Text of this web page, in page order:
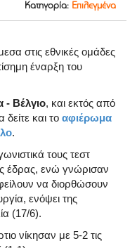
Κατηγορία: Επιλεγμένα
στις εθνικές ομάδες
έναρξη του
- Βέλγιο, και εκτός από
και το αφιέρωμα
.
τους τεστ
έδρας, ενώ γνώρισαν
να διορθώσουν
ενόψει της
(17/6).
νίκησαν με 5-2 τις